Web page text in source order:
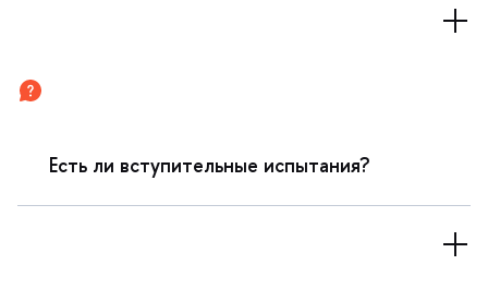
Есть ли вступительные испытания?